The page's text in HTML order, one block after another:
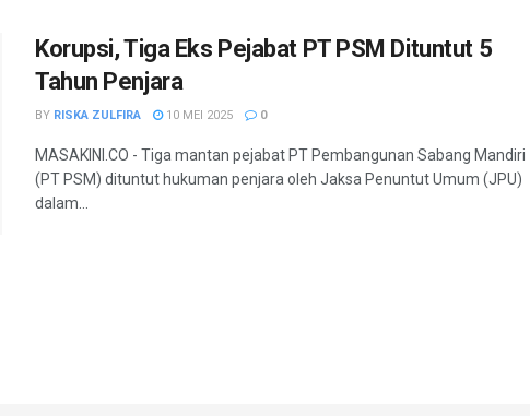
Korupsi, Tiga Eks Pejabat PT PSM Dituntut 5
Tahun Penjara
BY RISKA ZULFIRA 10 MEI 2025 0
MASAKINI.CO - Tiga mantan pejabat PT Pembangunan Sabang Mandiri
(PT PSM) dituntut hukuman penjara oleh Jaksa Penuntut Umum (JPU)
dalam...